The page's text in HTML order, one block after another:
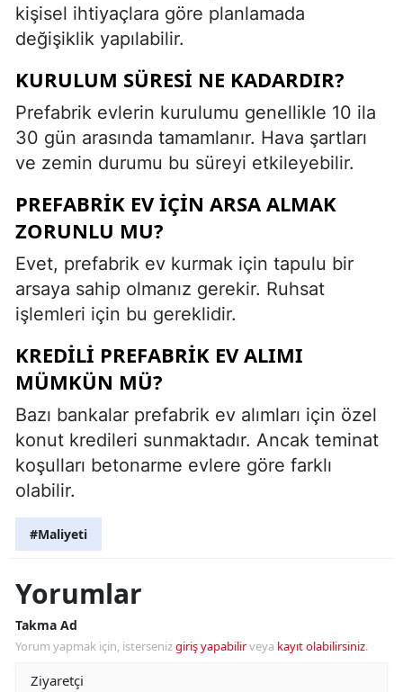
kişisel ihtiyaçlara göre planlamada
değişiklik yapılabilir.
KURULUM SÜRESI NE KADARDIR?
Prefabrik evlerin kurulumu genellikle 10 ila
30 gün arasında tamamlanır. Hava şartları
ve zemin durumu bu süreyi etkileyebilir.
PREFABRIK EV IÇIN ARSA ALMAK
ZORUNLU MU?
Evet, prefabrik ev kurmak için tapulu bir
arsaya sahip olmanız gerekir. Ruhsat
işlemleri için bu gereklidir.
KREDILI PREFABRIK EV ALIMI
MÜMKÜN MÜ?
Bazı bankalar prefabrik ev alımları için özel
konut kredileri sunmaktadır. Ancak teminat
koşulları betonarme evlere göre farklı
olabilir.
#Maliyeti
Yorumlar
Takma Ad
Yorum yapmak için, istersenizgiriş yapabilirveya kayıt olabilirsiniz.